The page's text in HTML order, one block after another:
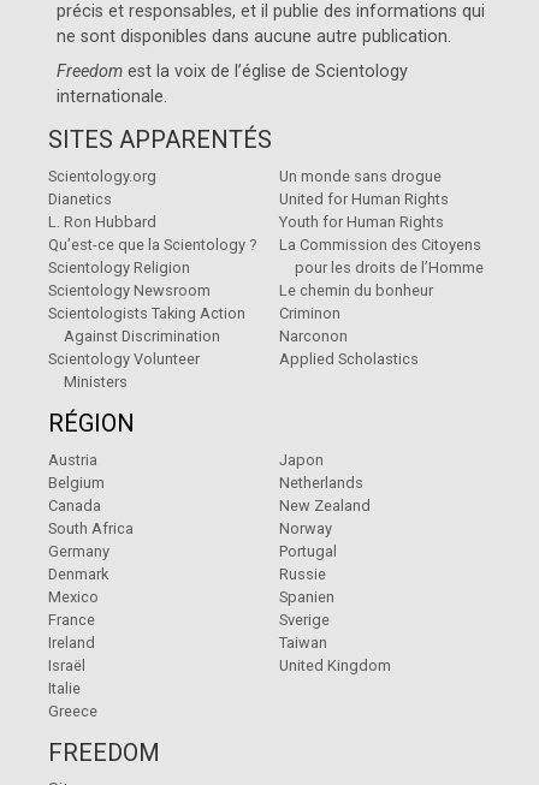
précis et responsables, et il publie des informations qui
ne sont disponibles dans aucune autre publication.
Freedom est la voix de l’église deScientology
internationale.
SITES APPARENTÉS
Scientology.org
Dianetics
L. Ron Hubbard
Qu’est-ce que la Scientology ?
Scientology Religion
Scientology Newsroom
Scientologists Taking Action
Against Discrimination
Scientology Volunteer
Ministers
Un monde sans drogue
United for Human Rights
Youth for Human Rights
La Commission des Citoyens
pour les droits de l’Homme
Le chemin du bonheur
Criminon
Narconon
Applied Scholastics
RÉGION
Austria
Belgium
Canada
South Africa
Germany
Denmark
Mexico
France
Ireland
Israël
Italie
Greece
Japon
Netherlands
New Zealand
Norway
Portugal
Russie
Spanien
Sverige
Taiwan
United Kingdom
FREEDOM